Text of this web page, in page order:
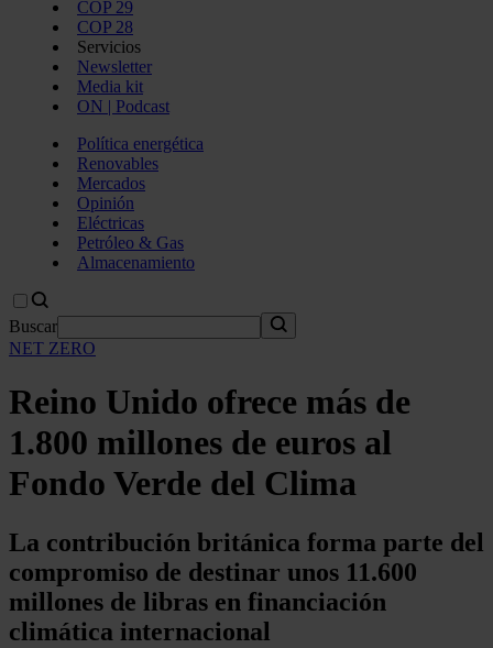
COP 29
COP 28
Servicios
Newsletter
Media kit
ON | Podcast
Política energética
Renovables
Mercados
Opinión
Eléctricas
Petróleo & Gas
Almacenamiento
Buscar
NET ZERO
Reino Unido ofrece más de
1.800 millones de euros al
Fondo Verde del Clima
La contribución británica forma parte del
compromiso de destinar unos 11.600
millones de libras en financiación
climática internacional